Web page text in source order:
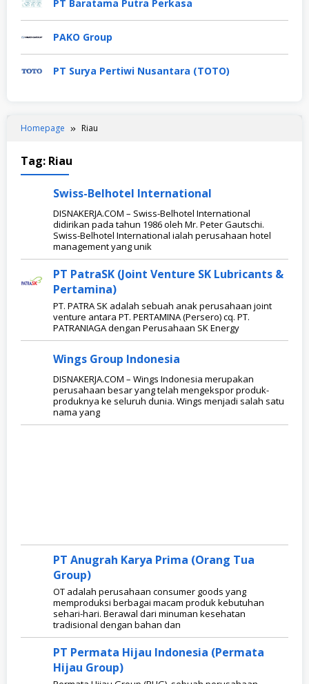
PT Baratama Putra Perkasa
PAKO Group
PT Surya Pertiwi Nusantara (TOTO)
Homepage Riau
Tag: Riau
Swiss-Belhotel International
DISNAKERJA.COM – Swiss-Belhotel International
didirikan pada tahun 1986 oleh Mr. Peter Gautschi.
Swiss-Belhotel International ialah perusahaan hotel
management yang unik
PT PatraSK (Joint Venture SK Lubricants &
Pertamina)
PT. PATRA SK adalah sebuah anak perusahaan joint
venture antara PT. PERTAMINA (Persero) cq. PT.
PATRANIAGA dengan Perusahaan SK Energy
Wings Group Indonesia
DISNAKERJA.COM – Wings Indonesia merupakan
perusahaan besar yang telah mengekspor produk-
produknya ke seluruh dunia. Wings menjadi salah satu
nama yang
PT Anugrah Karya Prima (Orang Tua
Group)
OT adalah perusahaan consumer goods yang
memproduksi berbagai macam produk kebutuhan
sehari-hari. Berawal dari minuman kesehatan
tradisional dengan bahan dan
PT Permata Hijau Indonesia (Permata
Hijau Group)